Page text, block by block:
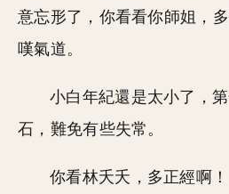
意忘形了，你看看你師姐，
嘆氣道。
小白年紀還是太小了，
石，難免有些失常。
你看林夭夭，多正經啊！